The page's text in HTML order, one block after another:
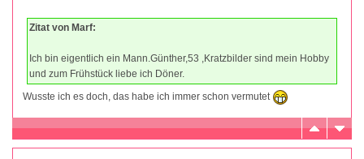
Zitat von Marf:
Ich bin eigentlich ein Mann.Günther,53 ,Kratzbilder sind mein Hobby
und zum Frühstück liebe ich Döner.
Wusste ich es doch, das habe ich immer schon vermutet